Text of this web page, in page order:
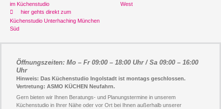
im Küchenstudio
hier gehts direkt zum
Küchenstudio Unterhaching München
Süd
West
Öffnungszeiten: Mo – Fr 09:00 – 18:00 Uhr / Sa 09:00 – 16:00
Uhr
Hinweis: Das Küchenstudio Ingolstadt ist montags geschlossen.
Vertretung: ASMO KÜCHEN Neufahrn.
Gern bieten wir Ihnen Beratungs- und Planungstermine in unserem
Küchenstudio in Ihrer Nähe oder vor Ort bei Ihnen außerhalb unserer